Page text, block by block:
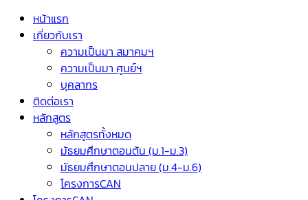
หน้าแรก
เกี่ยวกับเรา
ความเป็นมา สมาคมฯ
ความเป็นมา ศูนย์ฯ
บุคลากร
ติดต่อเรา
หลักสูตร
หลักสูตรทั้งหมด
มัธยมศึกษาตอนต้น (ม.1-ม.3)
มัธยมศึกษาตอนปลาย (ม.4-ม.6)
โครงการCAN